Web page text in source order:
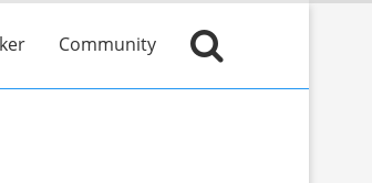
Community